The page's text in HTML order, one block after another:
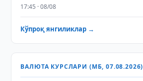
17:45 · 08/08
Кўпроқ янгиликлар →
ВАЛЮТА КУРСЛАРИ (МБ, 07.08.2026)